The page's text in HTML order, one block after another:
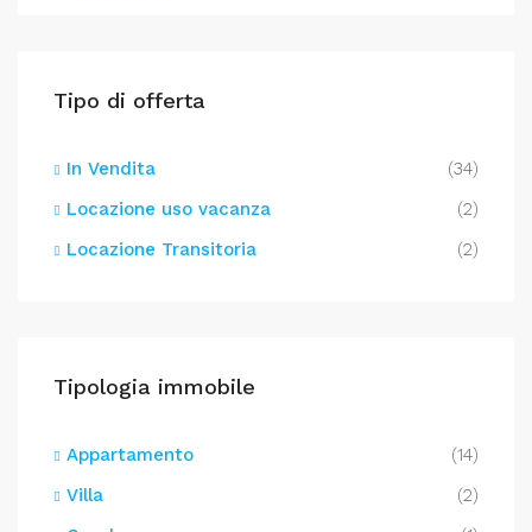
Tipo di offerta
In Vendita
(34)
Locazione uso vacanza
(2)
Locazione Transitoria
(2)
Tipologia immobile
Appartamento
(14)
Villa
(2)